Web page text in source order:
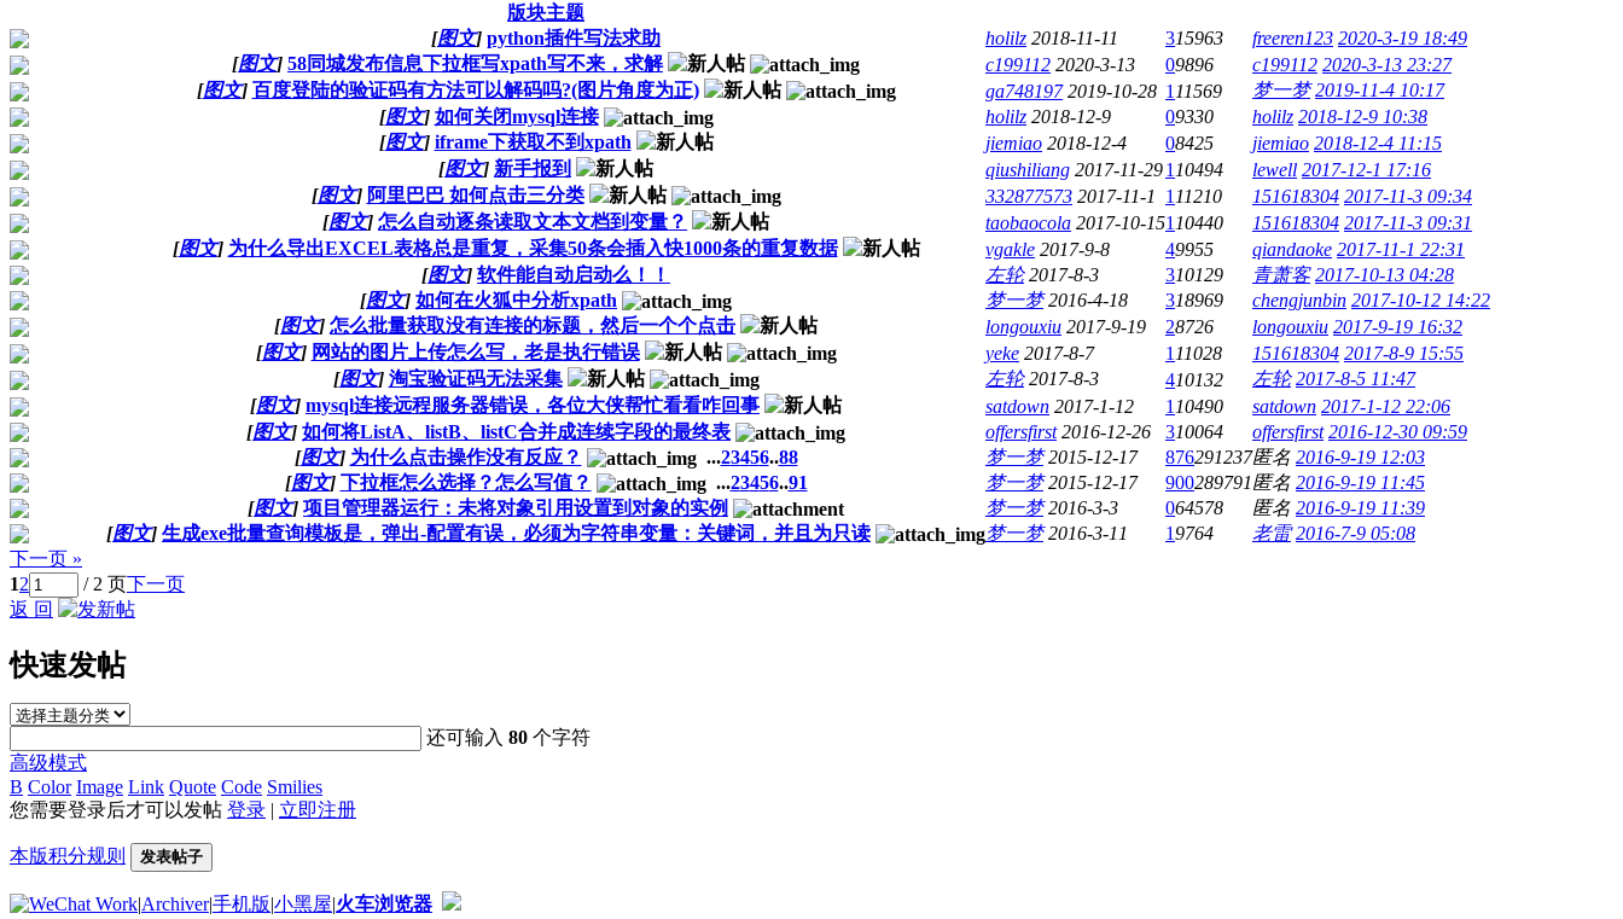
版块主题
[图文] python插件写法求助 holilz 2018-11-11 315963 freeren123 2020-3-19 18:49
[图文] 58同城发布信息下拉框写xpath写不来，求解 c199112 2020-3-13 09896 c199112 2020-3-13 23:27
[图文] 百度登陆的验证码有方法可以解码吗?(图片角度为正) ga748197 2019-10-28 1 11569 梦一梦 2019-11-4 10:17
[图文] 如何关闭mysql连接 holilz 2018-12-9 09330 holilz 2018-12-9 10:38
[图文] iframe下获取不到xpath jiemiao 2018-12-4 08425 jiemiao 2018-12-4 11:15
[图文] 新手报到 qiushiliang 2017-11-291 10494 lewell 2017-12-1 17:16
[图文] 阿里巴巴 如何点击三分类 332877573 2017-11-1 1 11210 151618304 2017-11-3 09:34
[图文] 怎么自动逐条读取文本文档到变量？ taobaocola 2017-10-151 10440 151618304 2017-11-3 09:31
[图文] 为什么导出EXCEL表格总是重复，采集50条会插入快1000条的重复数据 vgakle 2017-9-8 49955 qiandaoke 2017-11-1 22:31
[图文] 软件能自动启动么！！ 左轮 2017-8-3 310129 青萧客 2017-10-13 04:28
[图文] 如何在火狐中分析xpath 梦一梦 2016-4-18 318969 chengjunbin 2017-10-12 14:22
[图文] 怎么批量获取没有连接的标题，然后一个个点击 longouxiu 2017-9-19 28726 longouxiu 2017-9-19 16:32
[图文] 网站的图片上传怎么写，老是执行错误 yeke 2017-8-7 1 11028 151618304 2017-8-9 15:55
[图文] 淘宝验证码无法采集 左轮 2017-8-3 410132 左轮 2017-8-5 11:47
[图文] mysql连接远程服务器错误，各位大侠帮忙看看咋回事 satdown 2017-1-12 1 10490 satdown 2017-1-12 22:06
[图文] 如何将ListA、listB、listC合并成连续字段的最终表 offersfirst 2016-12-26 310064 offersfirst 2016-12-30 09:59
[图文] 为什么点击操作没有反应？ ...23456..88 梦一梦 2015-12-17 876291237匿名 2016-9-19 12:03
[图文] 下拉框怎么选择？怎么写值？ ...23456..91 梦一梦 2015-12-17 900289791匿名 2016-9-19 11:45
[图文] 项目管理器运行：未将对象引用设置到对象的实例 梦一梦 2016-3-3 064578 匿名 2016-9-19 11:39
[图文] 生成exe批量查询模板是，弹出-配置有误，必须为字符串变量：关键词，并且为只读 梦一梦 2016-3-11 19764 老雷 2016-7-9 05:08
下一页 »
12 / 2 页下一页
返 回
快速发帖
还可输入80 个字符
高级模式
B Color Image Link Quote Code Smilies
您需要登录后才可以发帖 登录 | 立即注册
本版积分规则 发表帖子
|Archiver|手机版|小黑屋|火车浏览器